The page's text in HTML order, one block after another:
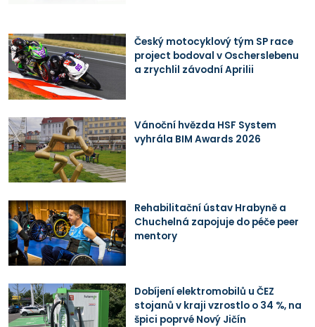
Český motocyklový tým SP race
project bodoval v Oscherslebenu
a zrychlil závodní Aprilii
Vánoční hvězda HSF System
vyhrála BIM Awards 2026
Rehabilitační ústav Hrabyně a
Chuchelná zapojuje do péče peer
mentory
Dobíjení elektromobilů u ČEZ
stojanů v kraji vzrostlo o 34 %, na
špici poprvé Nový Jičín